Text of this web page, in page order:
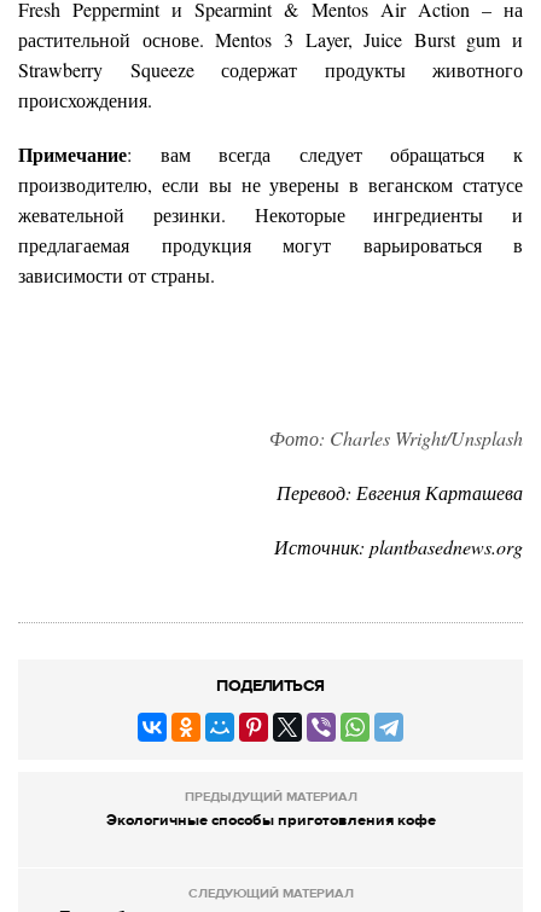
Fresh Peppermint и Spearmint & Mentos Air Action – на
растительной основе. Mentos 3 Layer, Juice Burst gum и
Strawberry Squeeze содержат продукты животного
происхождения.
Примечание: вам всегда следует обращаться к
производителю, если вы не уверены в веганском статусе
жевательной резинки. Некоторые ингредиенты и
предлагаемая продукция могут варьироваться в
зависимости от страны.
Фото: Charles Wright/Unsplash
Перевод: Евгения Карташева
Источник: plantbasednews.org
ПОДЕЛИТЬСЯ
ПРЕДЫДУЩИЙ МАТЕРИАЛ
Экологичные способы приготовления кофе
СЛЕДУЮЩИЙ МАТЕРИАЛ